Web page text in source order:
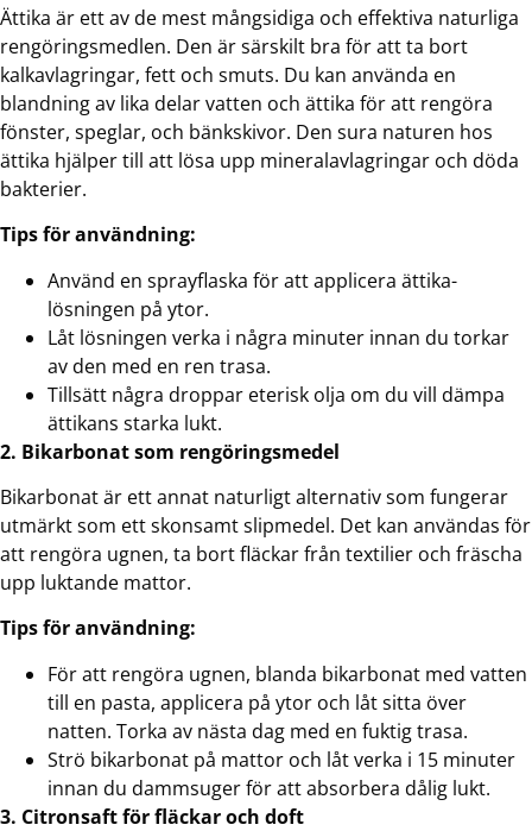
Ättika är ett av de mest mångsidiga och effektiva naturliga
rengöringsmedlen. Den är särskilt bra för att ta bort
kalkavlagringar, fett och smuts. Du kan använda en
blandning av lika delar vatten och ättika för att rengöra
fönster, speglar, och bänkskivor. Den sura naturen hos
ättika hjälper till att lösa upp mineralavlagringar och döda
bakterier.
Tips för användning:
Använd en sprayflaska för att applicera ättika-
lösningen på ytor.
Låt lösningen verka i några minuter innan du torkar
av den med en ren trasa.
Tillsätt några droppar eterisk olja om du vill dämpa
ättikans starka lukt.
2. Bikarbonat som rengöringsmedel
Bikarbonat är ett annat naturligt alternativ som fungerar
utmärkt som ett skonsamt slipmedel. Det kan användas för
att rengöra ugnen, ta bort fläckar från textilier och fräscha
upp luktande mattor.
Tips för användning:
För att rengöra ugnen, blanda bikarbonat med vatten
till en pasta, applicera på ytor och låt sitta över
natten. Torka av nästa dag med en fuktig trasa.
Strö bikarbonat på mattor och låt verka i 15 minuter
innan du dammsuger för att absorbera dålig lukt.
3. Citronsaft för fläckar och doft